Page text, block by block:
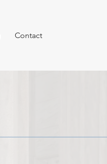
Contact